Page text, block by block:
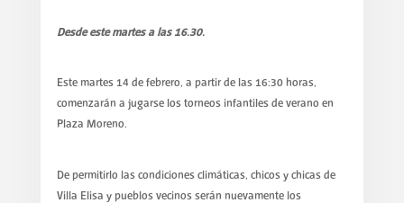
Desde este martes a las 16.30.
Este martes 14 de febrero, a partir de las 16:30 horas,
comenzarán a jugarse los torneos infantiles de verano en
Plaza Moreno.
De permitirlo las condiciones climáticas, chicos y chicas de
Villa Elisa y pueblos vecinos serán nuevamente los